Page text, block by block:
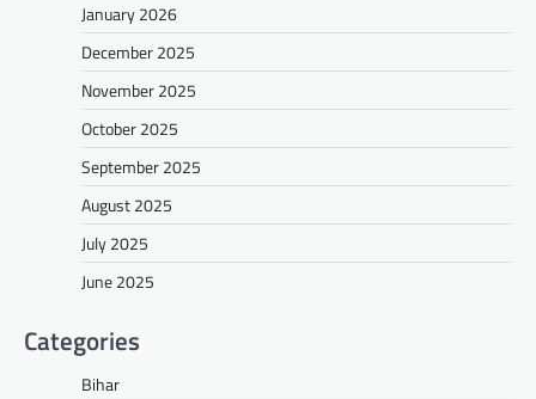
January 2026
December 2025
November 2025
October 2025
September 2025
August 2025
July 2025
June 2025
Categories
Bihar